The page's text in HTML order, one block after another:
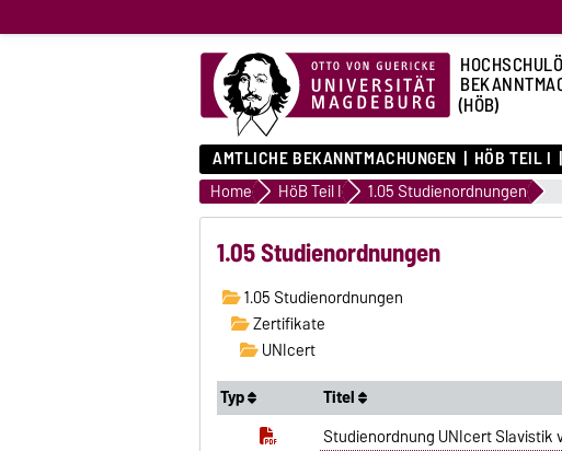
(HÖB)
AMTLICHE BEKANNTMACHUNGEN HÖB TEIL I
Home HöB Teil I 1.05 Studienordnungen
1.05 Studienordnungen
1.05 Studienordnungen
Zertifikate
UNIcert
Typ
Titel
Studienordnung UNIcert Slavistik